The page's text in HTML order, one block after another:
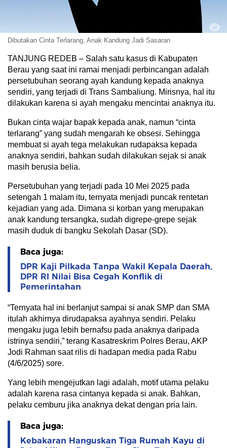
Dibutakan Cinta Terlarang, Anak Kandung Jadi Sasaran
TANJUNG REDEB – Salah satu kasus di Kabupaten
Berau yang saat ini ramai menjadi perbincangan adalah
persetubuhan seorang ayah kandung kepada anaknya
sendiri, yang terjadi di Trans Sambaliung. Mirisnya, hal itu
dilakukan karena si ayah mengaku mencintai anaknya itu.
Bukan cinta wajar bapak kepada anak, namun “cinta
terlarang” yang sudah mengarah ke obsesi. Sehingga
membuat si ayah tega melakukan rudapaksa kepada
anaknya sendiri, bahkan sudah dilakukan sejak si anak
masih berusia belia.
Persetubuhan yang terjadi pada 10 Mei 2025 pada
setengah 1 malam itu, ternyata menjadi puncak rentetan
kejadian yang ada. Dimana si korban yang merupakan
anak kandung tersangka, sudah digrepe-grepe sejak
masih duduk di bangku Sekolah Dasar (SD).
Baca juga:
DPR Kaji Pilkada Tanpa Wakil Kepala Daerah,
DPR RI Nilai Bisa Cegah Konflik di
Pemerintahan
“Ternyata hal ini berlanjut sampai si anak SMP dan SMA
itulah akhirnya dirudapaksa ayahnya sendiri. Pelaku
mengaku juga lebih bernafsu pada anaknya daripada
istrinya sendiri,” terang Kasatreskrim Polres Berau, AKP
Jodi Rahman saat rilis di hadapan media pada Rabu
(4/6/2025) sore.
Yang lebih mengejutkan lagi adalah, motif utama pelaku
adalah karena rasa cintanya kepada si anak. Bahkan,
pelaku cemburu jika anaknya dekat dengan pria lain.
Baca juga:
Kebakaran Hanguskan Tiga Rumah Kayu di